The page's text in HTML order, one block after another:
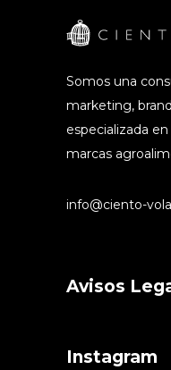
Somos una
marketing,
especializada
marcas
info@ciento-
Avisos
Instagram